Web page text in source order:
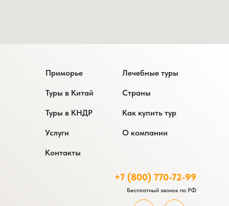
Приморье
Страны
О компании
+7 (800) 770-72-99
Контакты
Услуги
Как купить тур
Туры в Китай
Туры в КНДР
Лечебные туры
Бесплатный звонок по РФ